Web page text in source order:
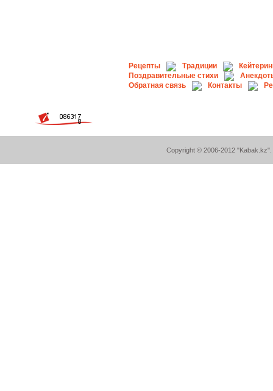
Рецепты Традиции
Поздравительные стихи
Обратная связь
Контакты
Copyright © 2006-2012 "Kabak.kz".